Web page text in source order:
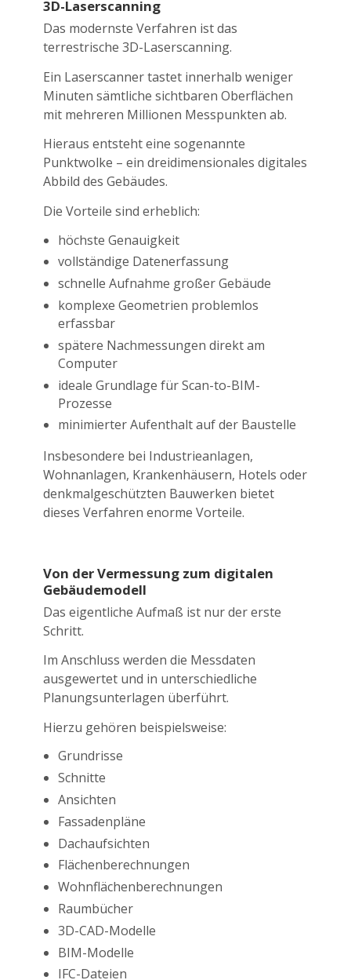
3D-Laserscanning
Das modernste Verfahren ist das
terrestrische 3D-Laserscanning.
Ein Laserscanner tastet innerhalb weniger
Minuten sämtliche sichtbaren Oberflächen
mit mehreren Millionen Messpunkten ab.
Hieraus entsteht eine sogenannte
Punktwolke – ein dreidimensionales digitales
Abbild des Gebäudes.
Die Vorteile sind erheblich:
höchste Genauigkeit
vollständige Datenerfassung
schnelle Aufnahme großer Gebäude
komplexe Geometrien problemlos
erfassbar
spätere Nachmessungen direkt am
Computer
ideale Grundlage für Scan-to-BIM-
Prozesse
minimierter Aufenthalt auf der Baustelle
Insbesondere bei Industrieanlagen,
Wohnanlagen, Krankenhäusern, Hotels oder
denkmalgeschützten Bauwerken bietet
dieses Verfahren enorme Vorteile.
Von der Vermessung zum digitalen
Gebäudemodell
Das eigentliche Aufmaß ist nur der erste
Schritt.
Im Anschluss werden die Messdaten
ausgewertet und in unterschiedliche
Planungsunterlagen überführt.
Hierzu gehören beispielsweise:
Grundrisse
Schnitte
Ansichten
Fassadenpläne
Dachaufsichten
Flächenberechnungen
Wohnflächenberechnungen
Raumbücher
3D-CAD-Modelle
BIM-Modelle
IFC-Dateien